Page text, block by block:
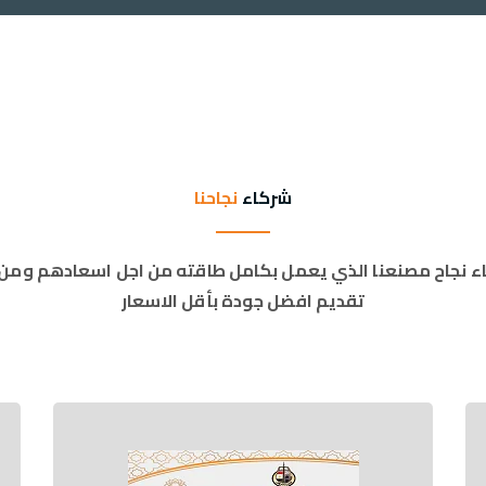
شركاءنجاحنا
نجاح مصنعنا الذي يعمل بكامل طاقته من اجل اسعادهم
تقديم افضل جودة بأقل الاسعار